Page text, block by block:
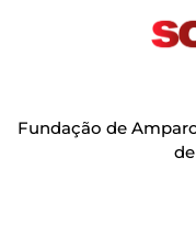
Fundação de